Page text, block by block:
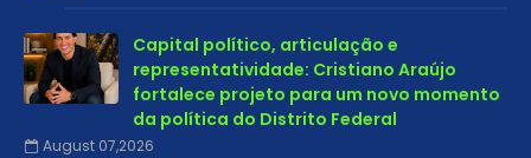
Capital político, articulação e
representatividade: Cristiano Araújo
fortalece projeto para um novo momento
da política do Distrito Federal
August 07,2026